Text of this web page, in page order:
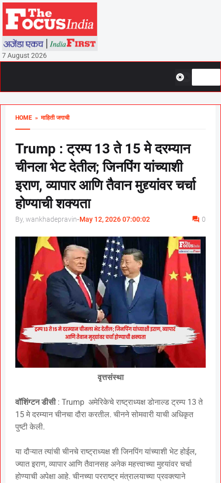
7 August 2026
HOME » माहिती जगाची
Trump : ट्रम्प 13 ते 15 मे दरम्यान
चीनला भेट देतील; जिनपिंग यांच्याशी
इराण, व्यापार आणि तैवान मुद्द्यांवर चर्चा
होण्याची शक्यता
By, wankhadepravin-May 12, 2026 07:00:02 0
वृत्तसंस्था
वॉशिंग्टन डीसी: Trump अमेरिकेचे राष्ट्राध्यक्ष डोनाल्ड ट्रम्प 13 ते
15 मे दरम्यान चीनचा दौरा करतील. चीनने सोमवारी याची अधिकृत
पुष्टी केली.
या दौऱ्यात त्यांची चीनचे राष्ट्राध्यक्ष शी जिनपिंग यांच्याशी भेट होईल,
ज्यात इराण, व्यापार आणि तैवानसह अनेक महत्त्वाच्या मुद्द्यांवर चर्चा
होण्याची अपेक्षा आहे. चीनच्या परराष्ट्र मंत्रालयाच्या प्रवक्त्याने